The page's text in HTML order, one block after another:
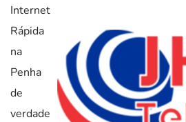
Internet
Rápida
na
Penha
de
verdade